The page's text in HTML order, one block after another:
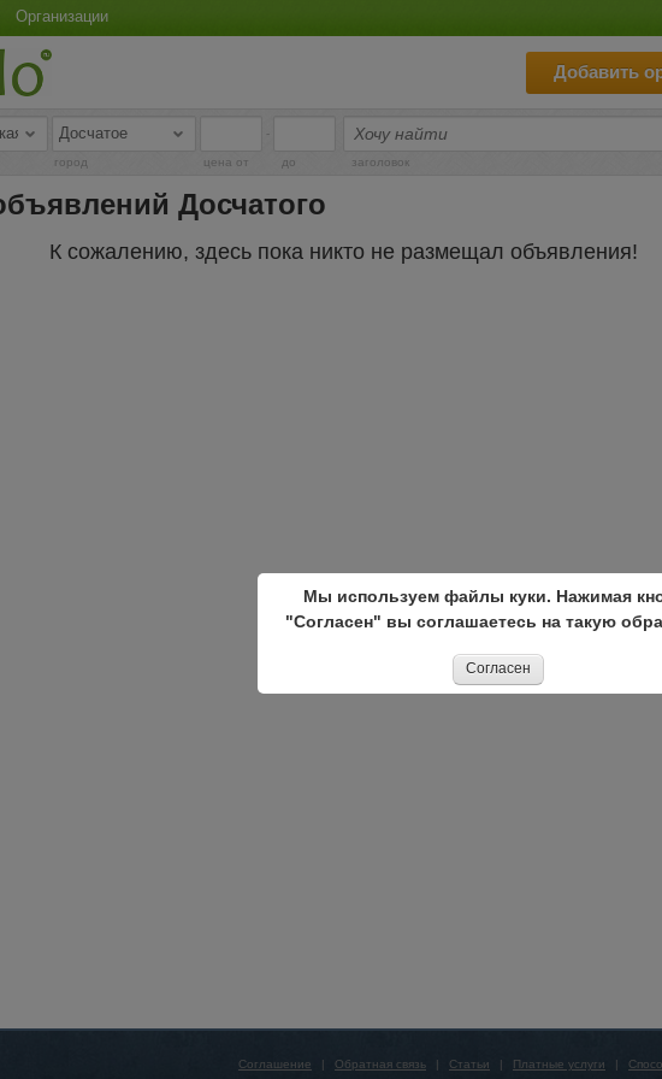
Организации
Добавить
-
город цена от до заголовок
Досчатого
К сожалению, здесь пока никто не размещал объявления!
Соглашение | Обратная связь | Статьи | Платные услуги |
Мы используем файлы куки. Нажимая
"Согласен" вы соглашаетесь на такую
Согласен